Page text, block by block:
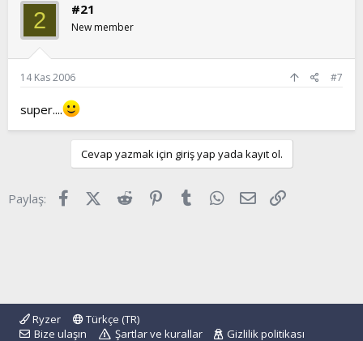
2 #21
New member
14 Kas 2006 #7
super....
Cevap yazmak için giriş yap yada kayıt ol.
Paylaş: FacebookX (Twitter)
Reddit Pinterest
Tumblr WhatsApp
E-posta
Ryzer
Türkçe (TR)
Bize ulaşın
Şartlar ve kurallar Gizlilik politikası